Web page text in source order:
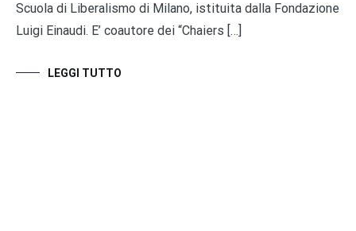
Scuola di Liberalismo di Milano, istituita dalla Fondazione
Luigi Einaudi. E’ coautore dei “Chaiers […]
LEGGI TUTTO